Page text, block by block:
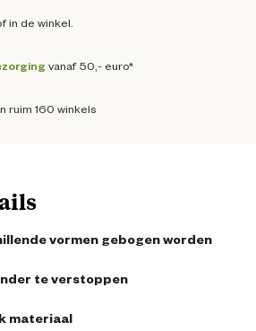
in de winkel.
vanaf 50,- euro*
ruim 160 winkels
vormen gebogen worden
te verstoppen
materiaal